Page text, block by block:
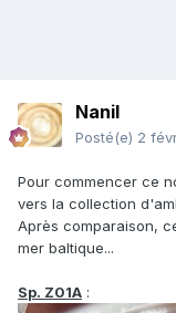
Nanil
Posté(e) 2
Pour commencer ce
vers la collection
Après comparaison,
mer baltique...
Sp. Z01A :